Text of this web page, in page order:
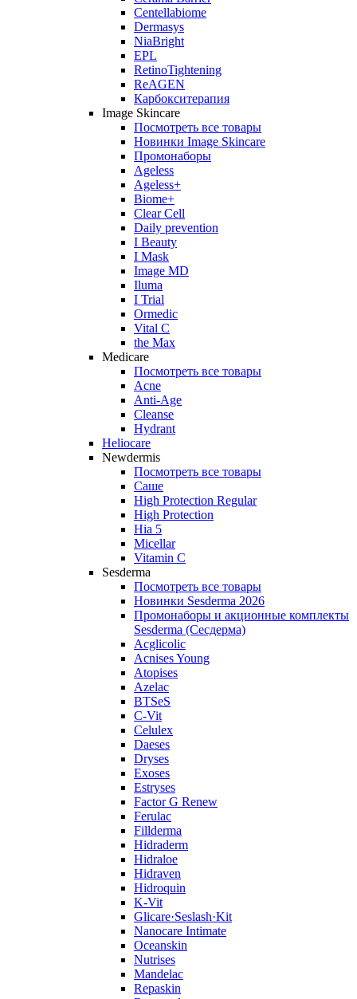
Centellabiome
Dermasys
NiaBright
EPL
RetinoTightening
ReAGEN
Карбокситерапия
Image Skincare
Посмотреть все товары
Новинки Image Skincare
Промонаборы
Ageless
Ageless+
Biome+
Clear Cell
Daily prevention
I Beauty
I Mask
Image MD
Iluma
I Trial
Ormedic
Vital C
the Max
Medicare
Посмотреть все товары
Acne
Anti‑Age
Cleanse
Hydrant
Heliocare
Newdermis
Посмотреть все товары
Саше
High Protection Regular
High Protection
Hia 5
Micellar
Vitamin C
Sesderma
Посмотреть все товары
Новинки Sesderma 2026
Промонаборы и акционные комплекты
Sesderma (Сесдерма)
Acglicolic
Acnises Young
Atopises
Azelac
BTSeS
C‑Vit
Celulex
Daeses
Dryses
Exoses
Estryses
Factor G Renew
Ferulac
Fillderma
Hidraderm
Hidraloe
Hidraven
Hidroquin
K-Vit
Glicare·Seslash·Kit
Nanocare Intimate
Oceanskin
Nutrises
Mandelac
Repaskin